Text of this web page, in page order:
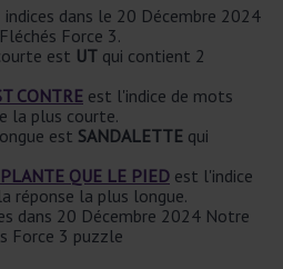
dans le 20 Décembre 2024
Force 3.
est UT qui contient 2
CONTRE est l'indice de mots
la plus courte.
est SANDALETTE qui
QUE LE PIED est l'indice
réponse la plus longue.
dans 20 Décembre 2024 Notre
Force 3 puzzle